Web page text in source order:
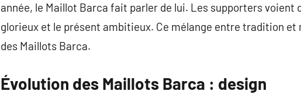
année, le Maillot Barca fait parler de lui. Les supporters voient
glorieux et le présent ambitieux. Ce mélange entre tradition
des Maillots Barca.
Évolution des Maillots Barca : design